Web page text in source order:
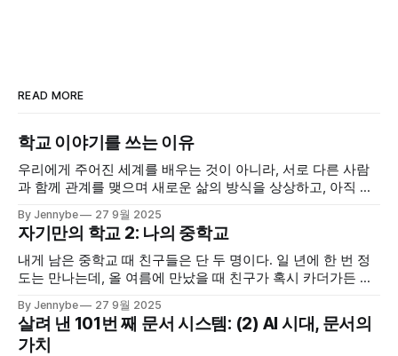
READ MORE
학교 이야기를 쓰는 이유
우리에게 주어진 세계를 배우는 것이 아니라, 서로 다른 사람
과 함께 관계를 맺으며 새로운 삶의 방식을 상상하고, 아직 오
By Jennybe 27 9월 2025
자기만의 학교 2: 나의 중학교
내게 남은 중학교 때 친구들은 단 두 명이다. 일 년에 한 번 정
도는 만나는데, 올 여름에 만났을 때 친구가 혹시 카더가든 유
가는 썸네일을 본 것 같긴 한데.. 도대회 1등도 하고 엄청 잘한
다고, 그 콘텐츠도 무척 잘됐다는 얘기를 들었다. 우리 학교에
By Jennybe 27 9월 2025
살려 낸 101번 째 문서 시스템: (2) AI 시대, 문서의
가치